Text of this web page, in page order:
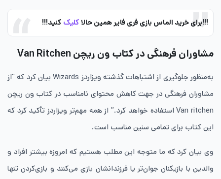
!!!برای خرید الماس بازی فری فایر همین حالاکلیک کنید!!!
مشاوران فرهنگی در کتاب ون ریچن Van Ritchen
به‌منظور جلوگیری از اشتباهات گذشته ویزاردز Wizards بیان کرد که “از
مشاوران فرهنگی در جهت کاهش محتوای نامناسب در کتاب ون ریچن
Van ritchen استفاده خواهد کرد.” از همه مهم‌تر ویزاردز تأکید کرد که
این کتاب برای تمامی سنین مناسب است.
وی بیان کرد که ما متوجه این مطلب هستیم که امروزه بیشتر افراد و
والدین با بازیکنان جوان‌تر یا فرزندانشان بازی می‌کنند و بازی‌کردن تنها